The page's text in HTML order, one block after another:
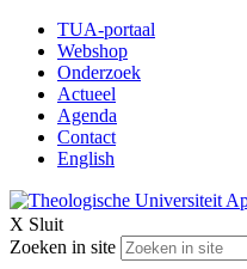
TUA-portaal
Webshop
Onderzoek
Actueel
Agenda
Contact
English
X Sluit
Zoeken in site